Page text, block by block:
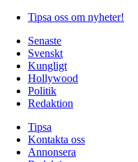
Tipsa oss om nyheter!
Senaste
Svenskt
Kungligt
Hollywood
Politik
Redaktion
Tipsa
Kontakta oss
Annonsera